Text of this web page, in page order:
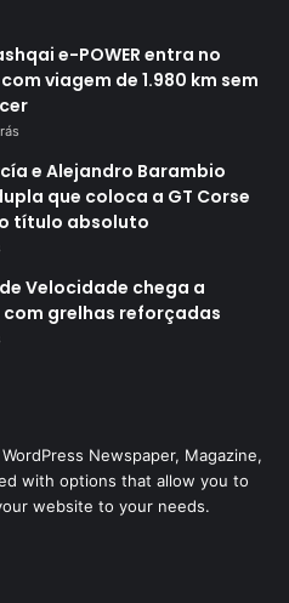
e-POWER entra no
viagem de 1.980 km sem
e Alejandro Barambio
que coloca a GT Corse
título absoluto
Velocidade chega a
grelhas reforçadas
Newspaper, Magazine,
with options that allow you to
website to your needs.